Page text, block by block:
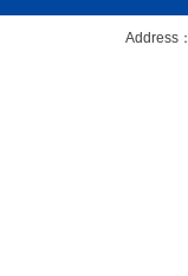
Address：